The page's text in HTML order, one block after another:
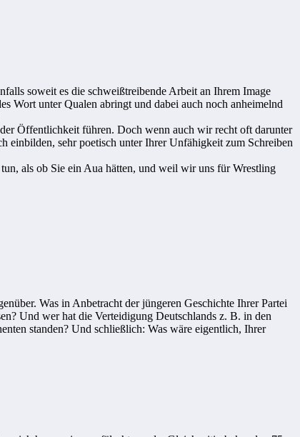
soweit es die schweißtreibende Arbeit an Ihrem Image
Wort unter Qualen abringt und dabei auch noch anheimelnd
Öffentlichkeit führen. Doch wenn auch wir recht oft darunter
einbilden, sehr poetisch unter Ihrer Unfähigkeit zum Schreiben
als ob Sie ein Aua hätten, und weil wir uns für Wrestling
Was in Anbetracht der jüngeren Geschichte Ihrer Partei
Und wer hat die Verteidigung Deutschlands z. B. in den
standen? Und schließlich: Was wäre eigentlich, Ihrer